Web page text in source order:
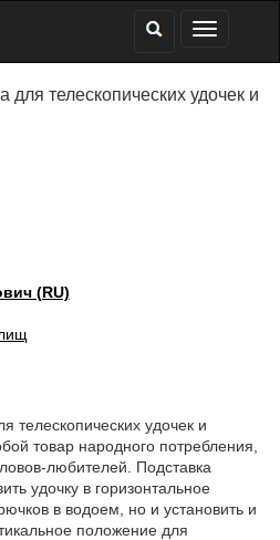
для телескопических удочек и
(RU)
телескопических удочек и
товар народного потребления,
любителей. Подставка
удочку в горизонтальное
в водоем, но и установить и
положение для